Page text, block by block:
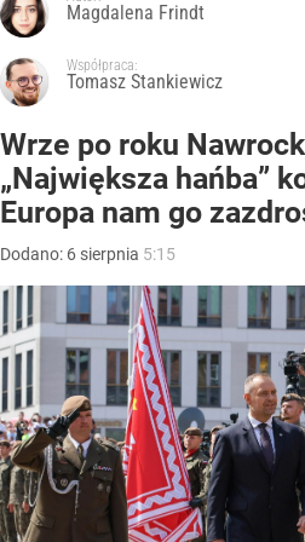
Magdalena Frindt
Współpraca:
Tomasz Stankiewicz
Wrze po roku
„Największa hańba”
Europa nam go
Dodano: 6 sierpnia 5:15